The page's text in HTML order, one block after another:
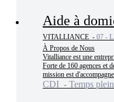
Aide à
VITALLIANCE - 07 -
À Propos de Nous
Vitalliance est une
Forte de 160 agences et
mission est
CDI - Temps plein